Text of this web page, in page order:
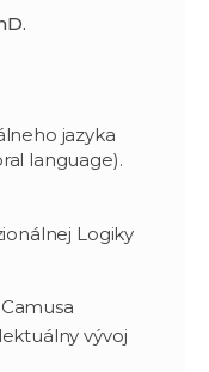
jazyka
language).
Logiky
vývoj